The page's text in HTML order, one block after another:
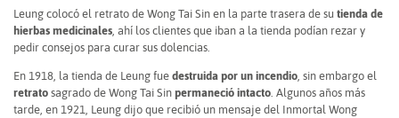
Leung colocó el retrato de Wong Tai Sin en la parte trasera de su tienda de
hierbas medicinales, ahí los clientes que iban a la tienda podían rezar y
pedir consejos para curar sus dolencias.
En 1918, la tienda de Leung fue destruida por un incendio, sin embargo el
retrato sagrado de Wong Tai Sin permaneció intacto. Algunos años más
tarde, en 1921, Leung dijo que recibió un mensaje del Inmortal Wong